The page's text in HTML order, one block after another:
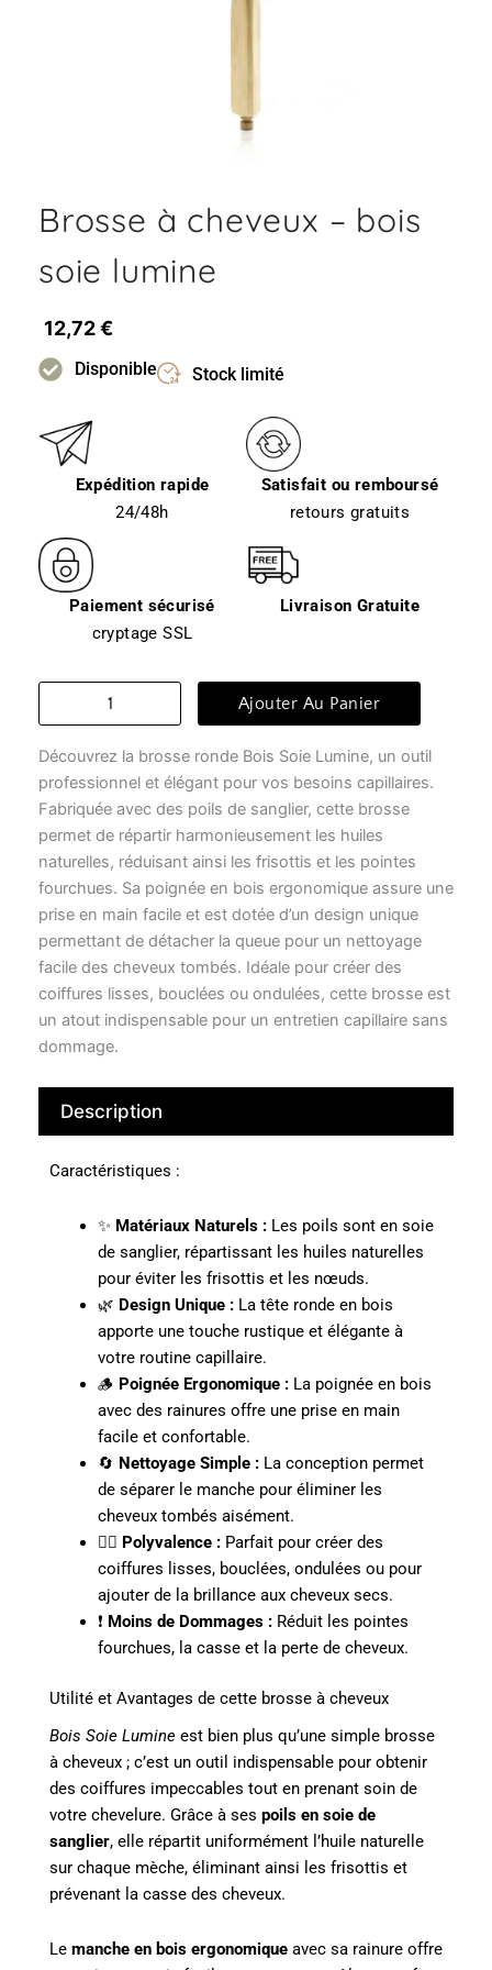
Brosse à cheveux – bois
soie lumine
12,72€
Disponible Stock limité
Expédition rapide
24/48h
Satisfait ou remboursé
retours gratuits
Paiement sécurisé
cryptage SSL
Livraison Gratuite
quantité
à
cheveux
-
soie
lumine
Ajouter Au Panier
Découvrez la brosse ronde Bois Soie Lumine, un outil
professionnel et élégant pour vos besoins capillaires.
Fabriquée avec des poils de sanglier, cette brosse
permet de répartir harmonieusement les huiles
naturelles, réduisant ainsi les frisottis et les pointes
fourchues. Sa poignée en bois ergonomique assure une
prise en main facile et est dotée d’un design unique
permettant de détacher la queue pour un nettoyage
facile des cheveux tombés. Idéale pour créer des
coiffures lisses, bouclées ou ondulées, cette brosse est
un atout indispensable pour un entretien capillaire sans
dommage.
Description
Caractéristiques :
✨ Matériaux Naturels :Les poils sont en soie
de sanglier, répartissant les huiles naturelles
pour éviter les frisottis et les nœuds.
🌿 Design Unique :La tête ronde en bois
apporte une touche rustique et élégante à
votre routine capillaire.
🪵 Poignée Ergonomique :La poignée en bois
avec des rainures offre une prise en main
facile et confortable.
🔄 Nettoyage Simple :La conception permet
de séparer le manche pour éliminer les
cheveux tombés aisément.
💆‍♀️ Polyvalence :Parfait pour créer des
coiffures lisses, bouclées, ondulées ou pour
ajouter de la brillance aux cheveux secs.
❗ Moins de Dommages :Réduit les pointes
fourchues, la casse et la perte de cheveux.
Utilité et Avantages de cette brosse à cheveux
Bois Soie Lumine est bien plus qu’une simple brosse
à cheveux ; c’est un outil indispensable pour obtenir
des coiffures impeccables tout en prenant soin de
votre chevelure. Grâce à ses poils en soie de
sanglier, elle répartit uniformément l’huile naturelle
sur chaque mèche, éliminant ainsi les frisottis et
prévenant la casse des cheveux.
Le manche en bois ergonomique avec sa rainure offre